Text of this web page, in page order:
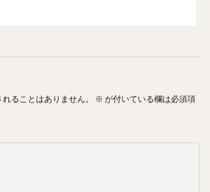
ることはありません。 ※ が付いている欄は必須項